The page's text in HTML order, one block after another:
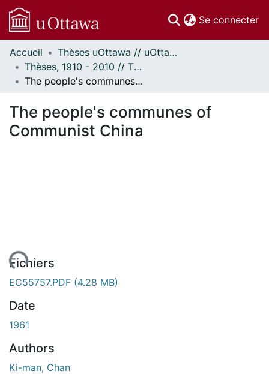
Se connecter
Communautés
et collections
Parcourir
À propos
Accueil
Thèses uOttawa // uOttawa Theses
Thèses, 1910 - 2010 // Theses, 1910 - 2010
The people's communes of Communist China
The people's communes of
Communist China
Fichiers
EC55757.PDF (4.28 MB)
Date
1961
Authors
Ki-man, Chan